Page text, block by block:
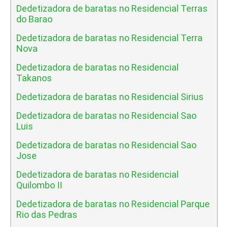
Dedetizadora de baratas no Residencial Terras
do Barao
Dedetizadora de baratas no Residencial Terra
Nova
Dedetizadora de baratas no Residencial
Takanos
Dedetizadora de baratas no Residencial Sirius
Dedetizadora de baratas no Residencial Sao
Luis
Dedetizadora de baratas no Residencial Sao
Jose
Dedetizadora de baratas no Residencial
Quilombo II
Dedetizadora de baratas no Residencial Parque
Rio das Pedras